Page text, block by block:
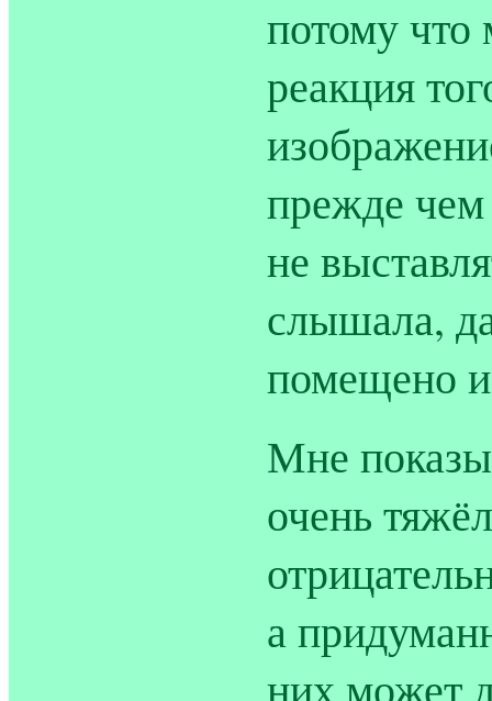
потому что
реакция
прежде чем
не
слышала,
помещено
Мне
очень
а
них может